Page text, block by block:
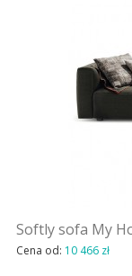
Softly sofa My
Cena od: 10 466 zł